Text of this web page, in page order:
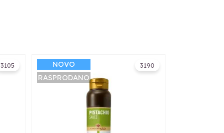
3105 3190
NOVO
RASPRODANO